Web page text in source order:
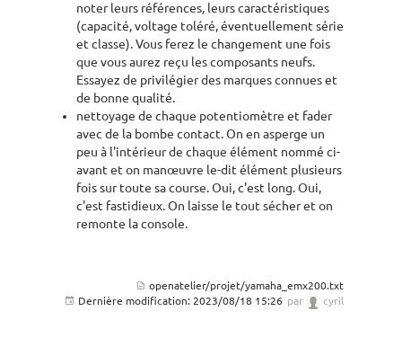
noter leurs références, leurs caractéristiques
(capacité, voltage toléré, éventuellement série
et classe). Vous ferez le changement une fois
que vous aurez reçu les composants neufs.
Essayez de privilégier des marques connues et
de bonne qualité.
nettoyage de chaque potentiomètre et fader
avec de la bombe contact. On en asperge un
peu à l'intérieur de chaque élément nommé ci-
avant et on manœuvre le-dit élément plusieurs
fois sur toute sa course. Oui, c'est long. Oui,
c'est fastidieux. On laisse le tout sécher et on
remonte la console.
openatelier/projet/yamaha_emx200.txt
Dernière modification: 2023/08/18 15:26 par cyril